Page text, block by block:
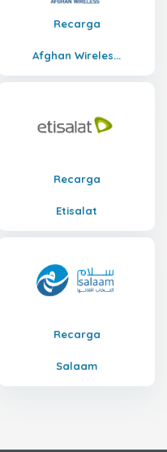
Recarga
Afghan Wireles...
Recarga
Etisalat
Recarga
Salaam